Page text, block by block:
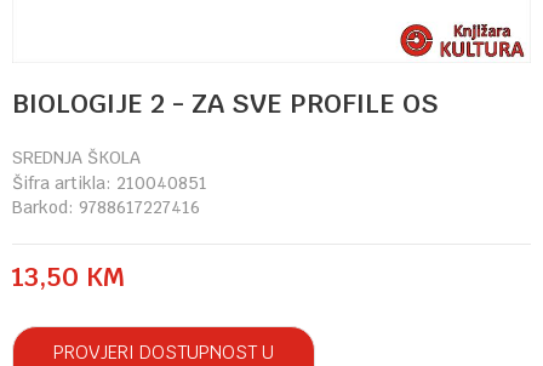
BIOLOGIJE 2 - ZA SVE PROFILE OS
SREDNJA ŠKOLA
Šifra artikla: 210040851
Barkod: 9788617227416
13,50 KM
PROVJERI DOSTUPNOST U